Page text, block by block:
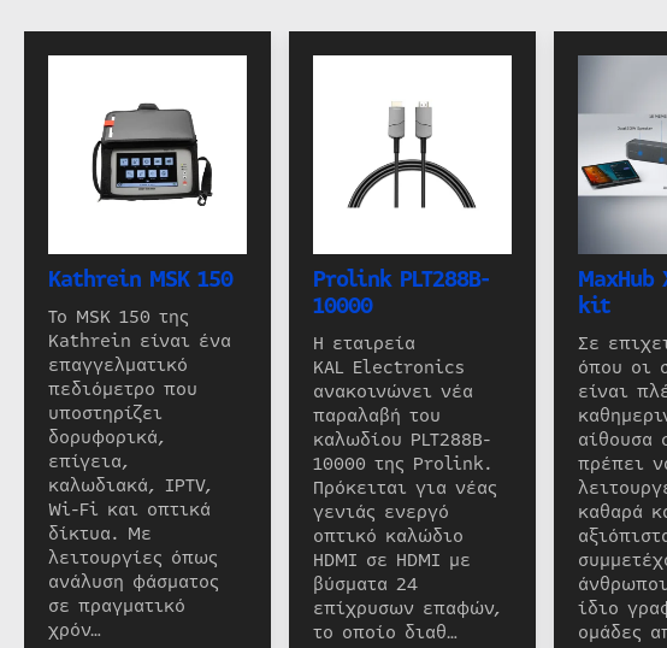
Kathrein MSK 150
Το MSK 150 της
Kathrein είναι ένα
επαγγελματικό
πεδιόμετρο που
υποστηρίζει
δορυφορικά,
επίγεια,
καλωδιακά, IPTV,
Wi-Fi και οπτικά
δίκτυα. Με
λειτουργίες όπως
ανάλυση φάσματος
σε πραγματικό
χρόν…
Prolink PLT288B-
10000
Η εταιρεία
KAL Electronics
ανακοινώνει νέα
παραλαβή του
καλωδίου PLT288B-
10000 της Prolink.
Πρόκειται για νέας
γενιάς ενεργό
οπτικό καλώδιο
HDMI σε HDMI με
βύσματα 24
επίχρυσων επαφών,
το οποίο διαθ…
MaxHub
kit
Σε
όπου οι
είναι
αίθουσα
πρέπει
καθαρά
ίδιο
ομάδες